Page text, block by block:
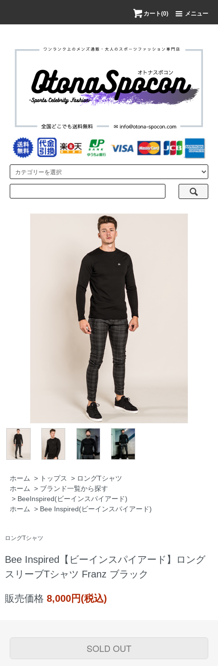
カート(0) メニュー
ホーム > トップス > ロングTシャツ
ホーム
> ブランド一覧から探す
> BeeInspired(ビーインスパイアード)
ホーム
> Bee Inspired(ビーインスパイアード)
ロングTシャツ
Bee Inspired【ビーインスパイアード】ロング
スリーブTシャツ Franz ブラック
販売価格 8,000円(税込)
SOLD OUT